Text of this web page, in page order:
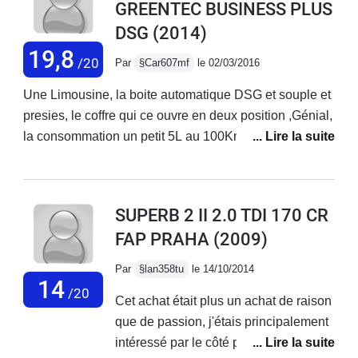
coffre, finition correct et robuste, tenu de route correct,
consommation 4,7/ 5.2 (je respect les limitation de
vitesse, mais pas moins)Haut parleur de bonne qualité
et réception radio correcte.Moteur performant et sobre (
aucun changement après la modification du
logiciel)Point faible : Visibilité à l'avant compliqué en
ville " attention au piéton et vélo, les montants sont trop
dures et sieges fermes...Le freinage manque de
placé trop bas Sav en concession très problématique
lors des revisions (non respect de la pressions des
pneus, niveau d'huile trop haut etc...
19,8 /20
GREENTEC BUSINESS PLUS
DSG (2014)
Par §Car607mf le 02/03/2016
Une Limousine, la boite automatique DSG et souple et
presies, le coffre qui ce ouvre en deux position ,Génial,
la consommation un petit 5L au 100Km, tout et dedans,
la voiture , la vue, GOOD !!Alors la finition ELEGANCE,
14/20
SUPERB 2 II 2.0 TDI 170 CR
FAP PRAHA (2009)
Par §lan358tu le 14/10/2014
Cet achat était plus un achat de raison
que de passion, j'étais principalement
intéressé par le côté pratique de l'auto